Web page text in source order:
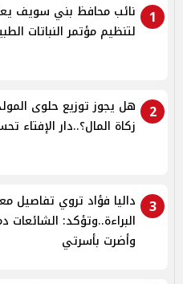
1
نائب محافظ بني سويف
لتنظيم مؤتمر النباتات
2
هل يجوز توزيع حلوى
زكاة المال؟..دار الإفتاء
3
داليا فؤاد تروي تفاصيل
البراءة..وتؤكد: الشائعات
وأضرت بأسرتي